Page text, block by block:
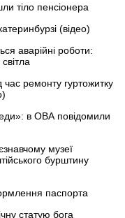
тіло пенсіонера
(відео)
аварійні роботи:
час ремонту гуртожитку
в ОВА повідомили
музеї
бурштину
паспорта
статую бога